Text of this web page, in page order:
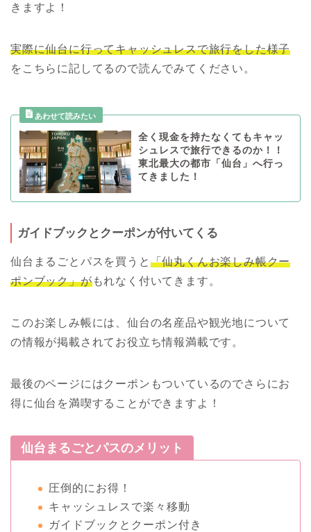
きますよ！
実際に仙台に行ってキャッシュレスで旅行をした様子
をこちらに記してるので読んでみてください。
全く現金を持たなくてもキャッ
シュレスで旅行できるのか！！
東北最大の都市「仙台」へ行っ
てきました！
ガイドブックとクーポンが付いてくる
仙台まるごとパスを買うと 「仙丸くんお楽しみ帳クー
ポンブック」がもれなく付いてきます。
このお楽しみ帳には、仙台の名産品や観光地について
の情報が掲載されてお役立ち情報満載です。
最後のページにはクーポンもついているのでさらにお
得に仙台を満喫することができますよ！
仙台まるごとパスのメリット
圧倒的にお得！
キャッシュレスで楽々移動
ガイドブックとクーポン付き